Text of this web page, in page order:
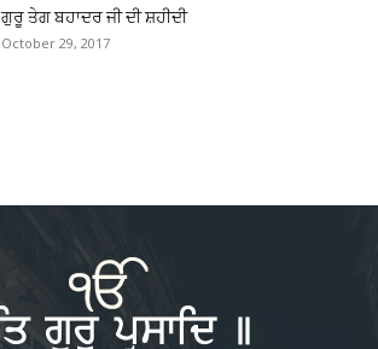
ਗੁਰੂ ਤੇਗ ਬਹਾਦਰ ਜੀ ਦੀ ਸ਼ਹੀਦੀ
October 29, 2017